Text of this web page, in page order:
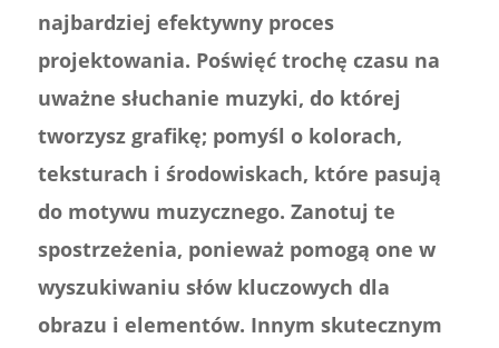
najbardziej efektywny proces
projektowania. Poświęć trochę czasu na
uważne słuchanie muzyki, do której
tworzysz grafikę; pomyśl o kolorach,
teksturach i środowiskach, które pasują
do motywu muzycznego. Zanotuj te
spostrzeżenia, ponieważ pomogą one w
wyszukiwaniu słów kluczowych dla
obrazu i elementów. Innym skutecznym